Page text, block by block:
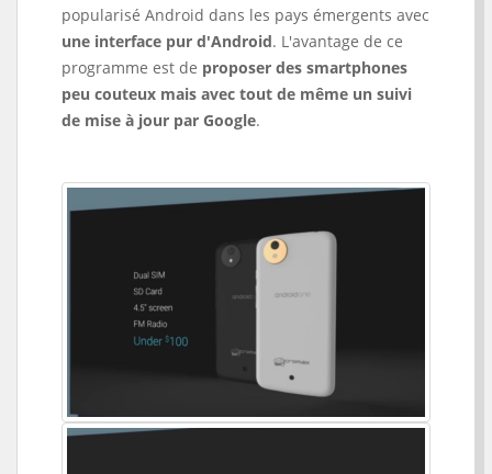
popularisé Android dans les pays émergents avec
une interface pur d'Android. L'avantage de ce
programme est de proposer des smartphones
peu couteux mais avec tout de même un suivi
de mise à jour par Google.